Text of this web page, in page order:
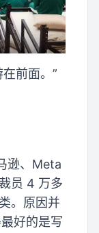
前面。”
逊、Meta
员 4 万多
。原因并
好的是写